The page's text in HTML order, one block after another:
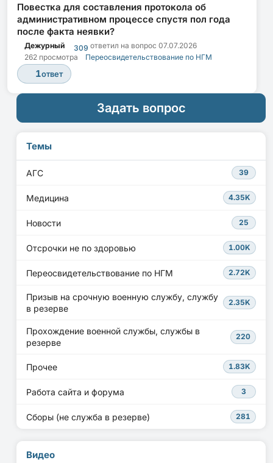
Повестка для составления протокола об
административном процессе спустя пол года
после факта неявки?
Дежурный 309 ответил на вопрос 07.07.2026
262 просмотра
Переосвидетельствование по НГМ
1ответ
Задать вопрос
Темы
АГС 39
Медицина 4.35K
Новости 25
Отсрочки не по здоровью 1.00K
Переосвидетельствование по НГМ 2.72K
Призыв на срочную военную службу, службу
в резерве
2.35K
Прохождение военной службы, службы в
резерве
220
Прочее 1.83K
Работа сайта и форума 3
Сборы (не служба в резерве) 281
Видео